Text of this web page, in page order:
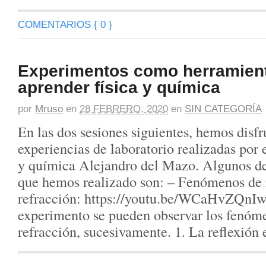
COMENTARIOS { 0 }
Experimentos como
aprender física y química
por Mruso en 28 FEBRERO, 2020 en SIN CATEGORÍA
En las dos sesiones siguientes, hemos
experiencias de laboratorio realizadas por
y química Alejandro del Mazo. Algunos
que hemos realizado son: – Fenómenos
refracción: https://youtu.be/
experimento se pueden observar los
refracción, sucesivamente. 1. La